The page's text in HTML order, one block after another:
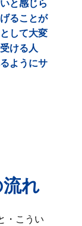
と感じら
ることが
して大変
ける人
ようにサ
れ
・こうい